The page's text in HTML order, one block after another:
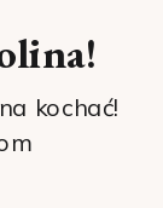
kochać!